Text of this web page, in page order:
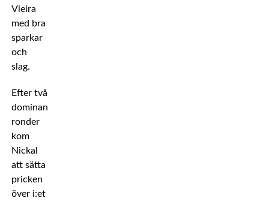
Vieira
med bra
sparkar
och
slag.
Efter två
dominanta
ronder
kom
Nickal
att sätta
pricken
över i:et